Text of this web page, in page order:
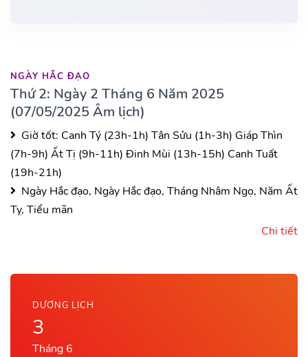
NGÀY HẮC ĐẠO
Thứ 2: Ngày 2 Tháng 6 Năm 2025
(07/05/2025 Âm lịch)
Giờ tốt: Canh Tý (23h-1h) Tân Sửu (1h-3h) Giáp Thìn
(7h-9h) Ất Tị (9h-11h) Đinh Mùi (13h-15h) Canh Tuất
(19h-21h)
Ngày Hắc đạo, Ngày Hắc đạo, Tháng Nhâm Ngọ, Năm Ất
Tỵ, Tiểu mãn
Chi tiết
DƯƠNG LỊCH
3
Tháng 6